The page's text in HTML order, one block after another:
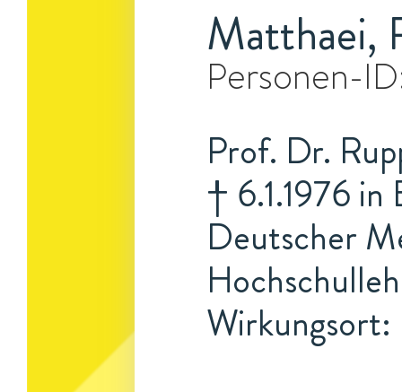
Matthaei,
Personen-
Prof. Dr.
† 6.1.1976 in
Deutscher
Wirkungsort: